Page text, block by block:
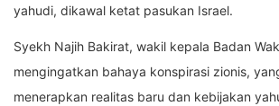
yahudi, dikawal ketat pasukan Israel.
Syekh Najih Bakirat, wakil kepala Badan
mengingatkan bahaya konspirasi zionis,
menerapkan realitas baru dan kebijakan